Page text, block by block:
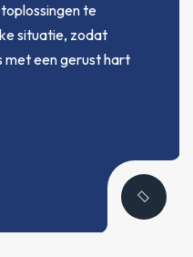
te
situatie, zodat
met een gerust hart